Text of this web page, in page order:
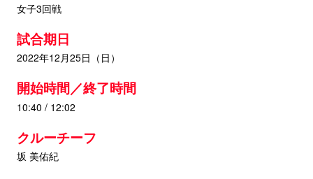
女子3回戦
試合期日
2022年12月25日（日）
開始時間／終了時間
10:40 / 12:02
クルーチーフ
坂 美佑紀